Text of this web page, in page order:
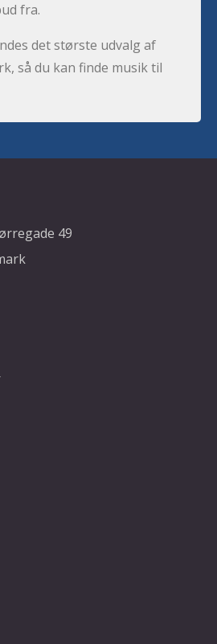
fra.
det største udvalg af
så du kan finde musik til
49